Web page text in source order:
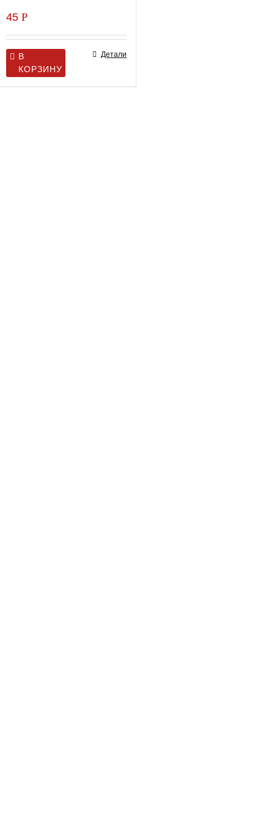
45Р
В
КОРЗИНУ
Детали